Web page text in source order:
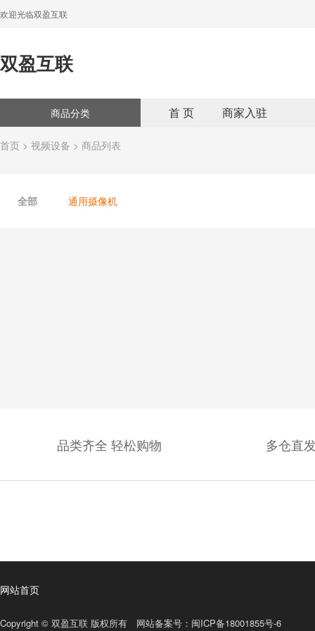
欢迎光临双盈互联
双盈互联
商品分类 首 页 商家入驻
首页 > 视频设备 > 商品列表
全部 通用摄像机
品类齐全 轻松购物 多仓直
网站首页
Copyright © 双盈互联 版权所有 网站备案号： 闽ICP备18001855号-6